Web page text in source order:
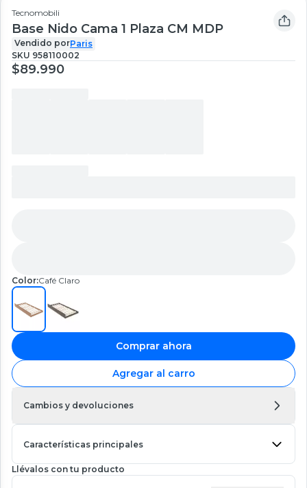
Tecnomobili
Base Nido Cama 1 Plaza CM MDP
Vendido porParis
SKU 958110002
$89.990
Color:Café Claro
Comprar ahora
Agregar al carro
Cambios y devoluciones
Características principales
Llévalos con tu producto